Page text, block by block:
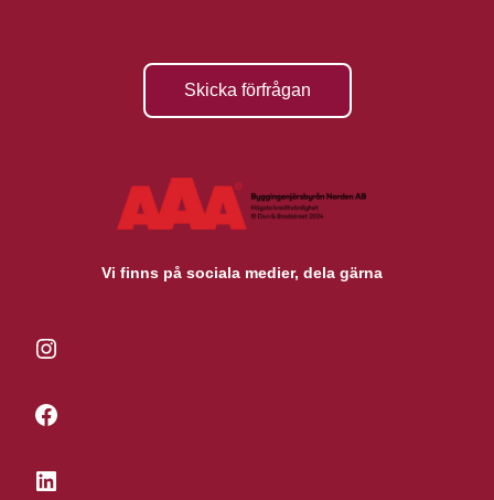
Skicka förfrågan
Vi finns på sociala medier, dela gärna
Instagram
Facebook
LinkedIn